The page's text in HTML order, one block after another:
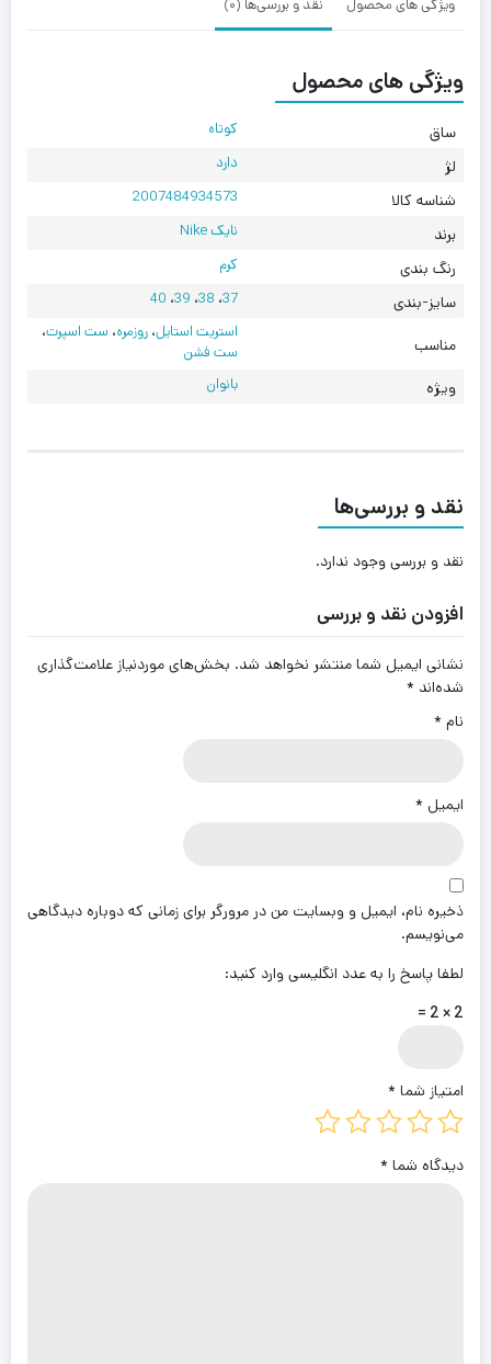
ویژگی های محصول نقد و بررسی‌ها (0)
ویژگی های محصول
ساق کوتاه
لژ دارد
شناسه کالا 2007484934573
برند نایک Nike
رنگ بندی کرم
سایز-بندی 37، 38، 39، 40
مناسب
استریت استایل،روزمره،ست اسپرت،
ست فشن
ویژه بانوان
نقد و بررسی‌ها
نقد و بررسی وجود ندارد.
افزودن نقد و بررسی
نشانی ایمیل شما منتشر نخواهد شد. بخش‌های موردنیاز علامت‌گذاری
شده‌اند *
نام *
ایمیل *
ذخیره نام، ایمیل و وبسایت من در مرورگر برای زمانی که دوباره دیدگاهی
می‌نویسم.
لطفا پاسخ را به عدد انگلیسی وارد کنید:
2 × 2 =
امتیاز شما *
دیدگاه شما *